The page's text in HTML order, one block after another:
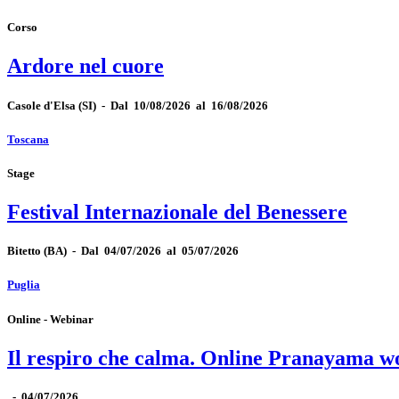
Corso
Ardore nel cuore
Casole d'Elsa (SI) - Dal 10/08/2026 al 16/08/2026
Toscana
Stage
Festival Internazionale del Benessere
Bitetto (BA) - Dal 04/07/2026 al 05/07/2026
Puglia
Online - Webinar
Il respiro che calma. Online Pranayama